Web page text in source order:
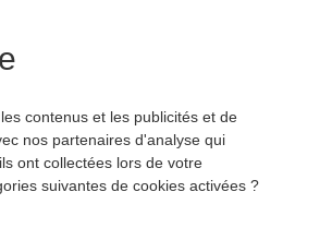
agence de communication.
contenus et les publicités et de
nos partenaires d'analyse qui
ont collectées lors de votre
suivantes de cookies activées ?